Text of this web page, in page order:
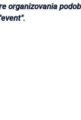
organizovania